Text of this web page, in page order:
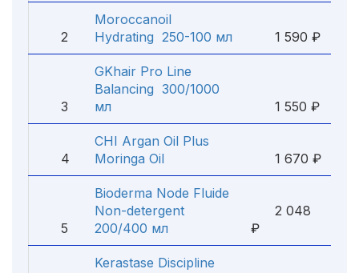
2
Moroccanoil
Hydrating 250-100 мл
1 590 ₽
3
GKhair Pro Line
Balancing 300/1000
мл
1 550 ₽
4
CHI Argan Oil Plus
Moringa Oil
1 670 ₽
5
Bioderma Node Fluide
Non-detergent
200/400 мл
2 048
₽
Kerastase Discipline